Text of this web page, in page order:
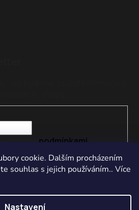
cookie. Dalším procházením
souhlas s jejich používáním.. Více
Nastavení
spodmínkami